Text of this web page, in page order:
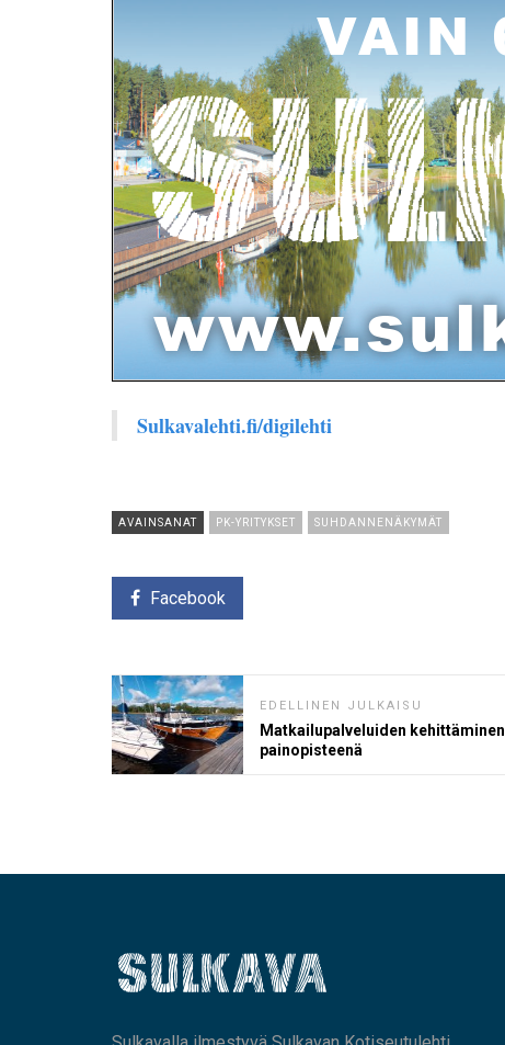
Sulkavalehti.fi/digilehti
AVAINSANAT PK-YRITYKSET SUHDANNENÄKYMÄT
Facebook
EDELLINEN JULKAISU
Matkailupalveluiden kehittäminen
painopisteenä